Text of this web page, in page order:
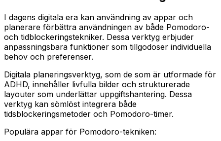
I dagens digitala era kan användning av appar och
planerare förbättra användningen av både Pomodoro-
och tidblockeringstekniker. Dessa verktyg erbjuder
anpassningsbara funktioner som tillgodoser individuella
behov och preferenser.
Digitala planeringsverktyg, som de som är utformade för
ADHD, innehåller livfulla bilder och strukturerade
layouter som underlättar uppgiftshantering. Dessa
verktyg kan sömlöst integrera både
tidsblockeringsmetoder och Pomodoro-timer.
Populära appar för Pomodoro-tekniken: